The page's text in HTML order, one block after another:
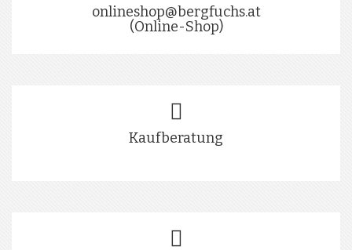
onlineshop@bergfuchs.at
(Online-Shop)
Kaufberatung